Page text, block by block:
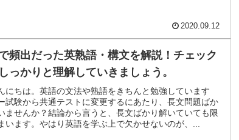
2020.09.12
頻出だった英熟語・構文を解説！チェック
っかりと理解していきましょう。
にちは。英語の文法や熟語をきちんと勉強しています
試験から共通テストに変更するにあたり、長文問題ばか
ませんか？結論から言うと、長文ばかり解いていても限
います。やはり英語を学ぶ上で欠かせないのが、...